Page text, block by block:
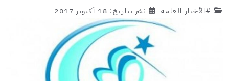
#الأخبار العامة نشر بتاريخ: 18 أكتوبر 2017